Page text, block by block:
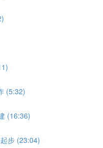
(5:32)
(16:36)
步 (23:04)